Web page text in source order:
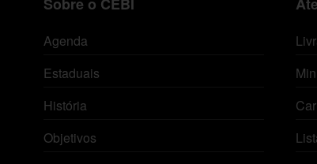
Agenda
Estaduais
História
Objetivos